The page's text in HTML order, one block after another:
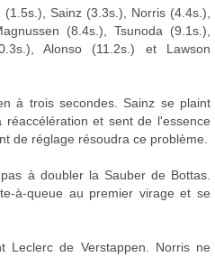
Sainz (3.3s.), Norris (4.4s.),
(8.4s.), Tsunoda (9.1s.),
Alonso (11.2s.) et Lawson
à trois secondes. Sainz se plaint
et sent de l'essence
de réglage résoudra ce problème.
à doubler la Sauber de Bottas.
à-queue au premier virage et se
Leclerc de Verstappen. Norris ne